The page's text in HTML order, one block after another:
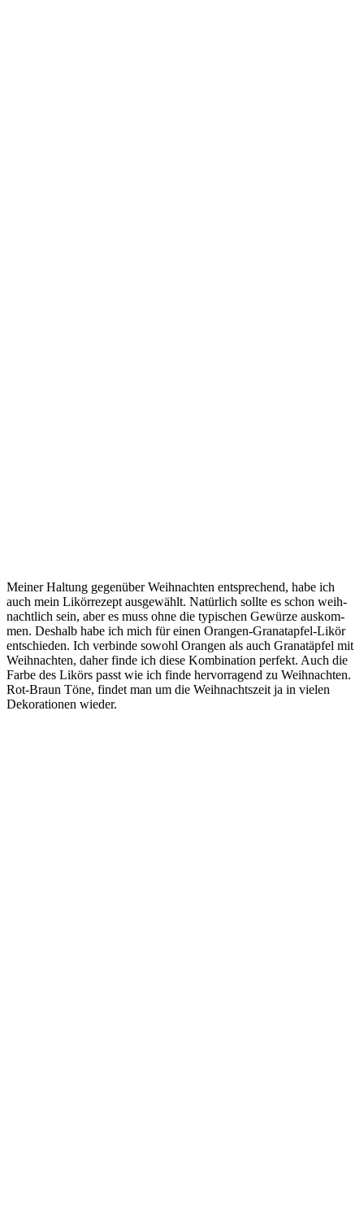
Mei­ner Hal­tung gegen­über Weih­nach­ten ent­spre­chend, habe ich
auch mein Likör­re­zept aus­ge­wählt. Natür­lich soll­te es schon weih­
nacht­lich sein, aber es muss ohne die typi­schen Gewür­ze aus­kom­
men. Des­halb habe ich mich für einen Oran­gen-Gra­nat­ap­fel-Likör
ent­schie­den. Ich ver­bin­de sowohl Oran­gen als auch Gra­nat­äp­fel mit
Weih­nach­ten, daher fin­de ich die­se Kom­bi­na­ti­on per­fekt. Auch die
Far­be des Likörs passt wie ich fin­de her­vor­ra­gend zu Weih­nach­ten.
Rot-Braun Töne, fin­det man um die Weih­nachts­zeit ja in vie­len
Deko­ra­tio­nen wieder.